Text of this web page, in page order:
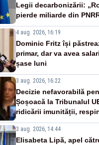
Legii decarbonizării:
pierde miliarde din
4 aug. 2026, 16:19
Dominic Fritz își
primar, dar va avea
șase luni
3 aug. 2026, 16:22
Decizie nefavorabilă
Șoșoacă la Tribunalul
ridicării imunității,
3 aug. 2026, 14:44
Elisabeta Lipă, apel